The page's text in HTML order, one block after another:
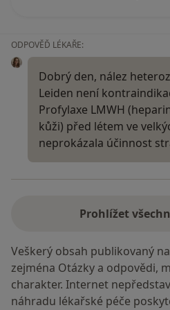
ODPOVĚĎ LÉKAŘE:
Dobrý den, nález
Leiden není
Profylaxe LMWH
kůži) před létem ve
neprokázala účinnost
Prohlížet
Veškerý obsah publikovaný
zejména Otázky a odpovědi,
charakter. Internet
náhradu lékařské péče